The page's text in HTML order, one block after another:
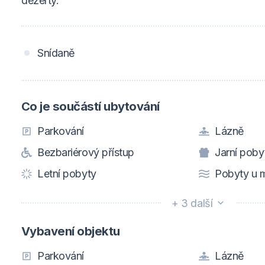
Snídaně
Co je součástí ubytování
Parkování
Lázně
Bezbariérový přístup
Jarní
Letní pobyty
Pobyty u
+ 3 další
Vybavení objektu
Parkování
Lázně